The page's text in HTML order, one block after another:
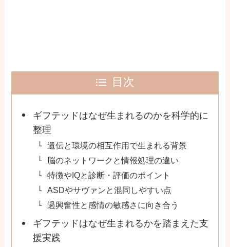
目次
ギフテッドはなぜ生まれるのかを科学的に
整理
遺伝と環境の相互作用で生まれる背景
脳のネットワークと情報処理の違い
特徴やIQと診断・評価のポイント
ASDやサヴァンと混同しやすい点
過興奮性と感情の敏感さに向き合う
ギフテッドはなぜ生まれるかを踏まえた支
援実践